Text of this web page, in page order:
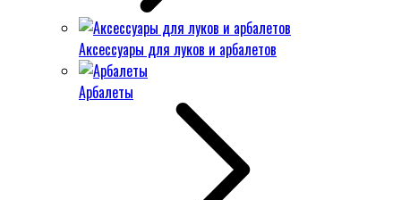
Аксессуары для луков и арбалетов
Арбалеты